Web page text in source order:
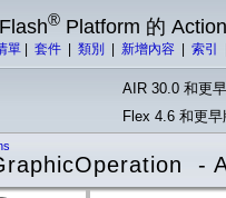
Flash® Platform 的
單 套件 類別 新增內容 索引
AIR 30.0 和更
Flex 4.6 和更
-